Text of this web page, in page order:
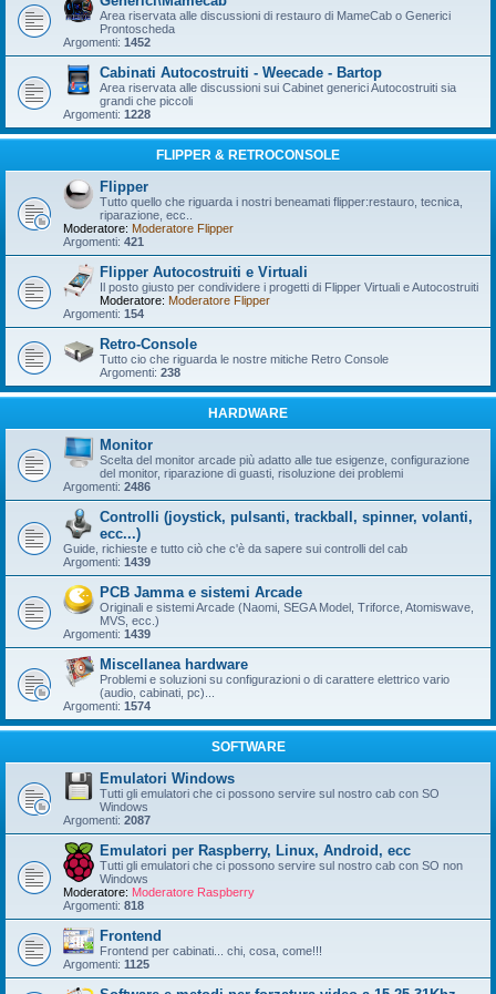
Area riservata alle discussioni di restauro di MameCab o Generici
Prontoscheda
Argomenti: 1452
Cabinati Autocostruiti - Weecade - Bartop
Area riservata alle discussioni sui Cabinet generici Autocostruiti sia
grandi che piccoli
Argomenti: 1228
FLIPPER & RETROCONSOLE
Flipper
Tutto quello che riguarda i nostri beneamati flipper:restauro, tecnica,
riparazione, ecc..
Moderatore: Moderatore Flipper
Argomenti: 421
Flipper Autocostruiti e Virtuali
Il posto giusto per condividere i progetti di Flipper Virtuali e Autocostruiti
Moderatore: Moderatore Flipper
Argomenti: 154
Retro-Console
Tutto cio che riguarda le nostre mitiche Retro Console
Argomenti: 238
HARDWARE
Monitor
Scelta del monitor arcade più adatto alle tue esigenze, configurazione
del monitor, riparazione di guasti, risoluzione dei problemi
Argomenti: 2486
Controlli (joystick, pulsanti, trackball, spinner, volanti,
ecc...)
Guide, richieste e tutto ciò che c'è da sapere sui controlli del cab
Argomenti: 1439
PCB Jamma e sistemi Arcade
Originali e sistemi Arcade (Naomi, SEGA Model, Triforce, Atomiswave,
MVS, ecc.)
Argomenti: 1439
Miscellanea hardware
Problemi e soluzioni su configurazioni o di carattere elettrico vario
(audio, cabinati, pc)...
Argomenti: 1574
SOFTWARE
Emulatori Windows
Tutti gli emulatori che ci possono servire sul nostro cab con SO
Windows
Argomenti: 2087
Emulatori per Raspberry, Linux, Android, ecc
Tutti gli emulatori che ci possono servire sul nostro cab con SO non
Windows
Moderatore: Moderatore Raspberry
Argomenti: 818
Frontend
Frontend per cabinati... chi, cosa, come!!!
Argomenti: 1125